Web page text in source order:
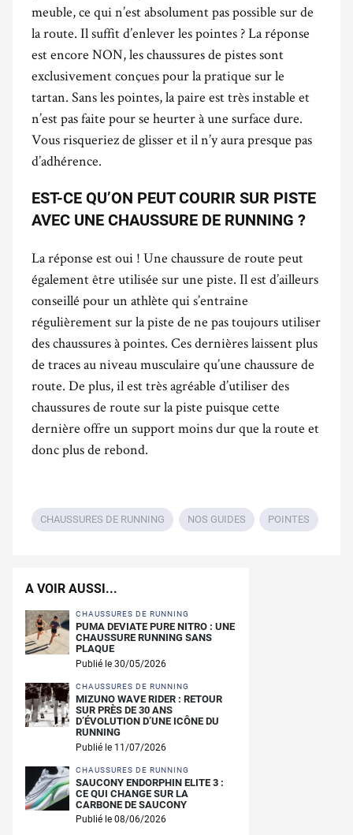
meuble, ce qui n’est absolument pas possible sur de
la route. Il suffit d’enlever les pointes ? La réponse
est encore NON, les chaussures de pistes sont
exclusivement conçues pour la pratique sur le
tartan. Sans les pointes, la paire est très instable et
n’est pas faite pour se heurter à une surface dure.
Vous risqueriez de glisser et il n’y aura presque pas
d’adhérence.
EST-CE QU’ON PEUT COURIR SUR PISTE
AVEC UNE CHAUSSURE DE RUNNING ?
La réponse est oui ! Une chaussure de route peut
également être utilisée sur une piste. Il est d’ailleurs
conseillé pour un athlète qui s’entraîne
régulièrement sur la piste de ne pas toujours utiliser
des chaussures à pointes. Ces dernières laissent plus
de traces au niveau musculaire qu’une chaussure de
route. De plus, il est très agréable d’utiliser des
chaussures de route sur la piste puisque cette
dernière offre un support moins dur que la route et
donc plus de rebond.
CHAUSSURES DE RUNNING NOS GUIDES POINTES
A VOIR AUSSI...
CHAUSSURES DE RUNNING
PUMA DEVIATE PURE NITRO : UNE
CHAUSSURE RUNNING SANS
PLAQUE
Publié le 30/05/2026
CHAUSSURES DE RUNNING
MIZUNO WAVE RIDER : RETOUR
SUR PRÈS DE 30 ANS
D’ÉVOLUTION D’UNE ICÔNE DU
RUNNING
Publié le 11/07/2026
CHAUSSURES DE RUNNING
SAUCONY ENDORPHIN ELITE 3 :
CE QUI CHANGE SUR LA
CARBONE DE SAUCONY
Publié le 08/06/2026